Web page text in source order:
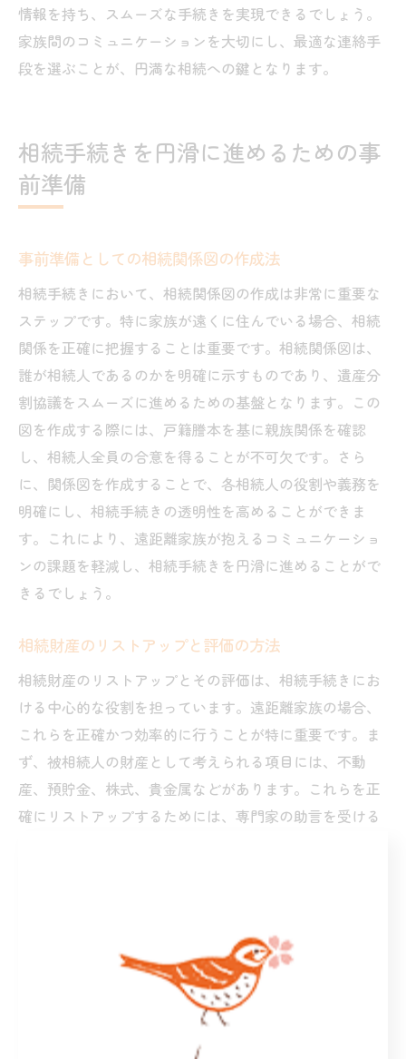
情報を持ち、スムーズな手続きを実現できるでしょう。
家族間のコミュニケーションを大切にし、最適な連絡手
段を選ぶことが、円満な相続への鍵となります。
相続手続きを円滑に進めるための事
前準備
事前準備としての相続関係図の作成法
相続手続きにおいて、相続関係図の作成は非常に重要な
ステップです。特に家族が遠くに住んでいる場合、相続
関係を正確に把握することは重要です。相続関係図は、
誰が相続人であるのかを明確に示すものであり、遺産分
割協議をスムーズに進めるための基盤となります。この
図を作成する際には、戸籍謄本を基に親族関係を確認
し、相続人全員の合意を得ることが不可欠です。さら
に、関係図を作成することで、各相続人の役割や義務を
明確にし、相続手続きの透明性を高めることができま
す。これにより、遠距離家族が抱えるコミュニケーショ
ンの課題を軽減し、相続手続きを円滑に進めることがで
きるでしょう。
相続財産のリストアップと評価の方法
相続財産のリストアップとその評価は、相続手続きにお
ける中心的な役割を担っています。遠距離家族の場合、
これらを正確かつ効率的に行うことが特に重要です。ま
ず、被相続人の財産として考えられる項目には、不動
産、預貯金、株式、貴金属などがあります。これらを正
確にリストアップするためには、専門家の助言を受ける
相続人全員が納得できる形での遺産分割を可能にし、長
距離のコミュニケーションによる誤解やトラブルを未然